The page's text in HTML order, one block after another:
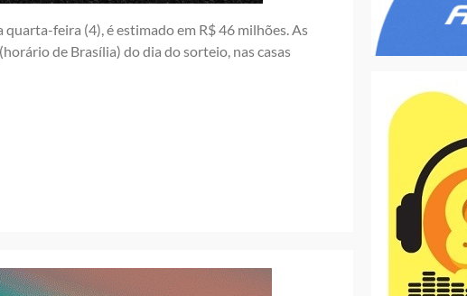
feira (4), é estimado em R$ 46 milhões. As
de Brasília) do dia do sorteio, nas casas